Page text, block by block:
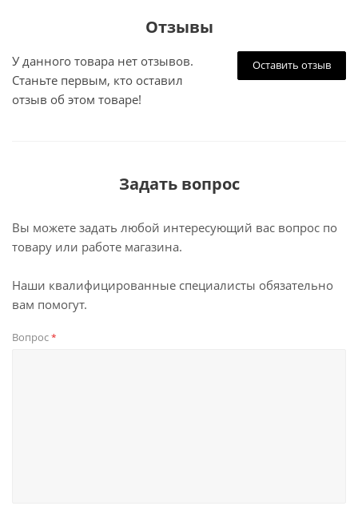
Отзывы
Оставить отзыв
У данного товара нет отзывов.
Станьте первым, кто оставил
отзыв об этом товаре!
Задать вопрос
Вы можете задать любой интересующий вас вопрос по
товару или работе магазина.
Наши квалифицированные специалисты обязательно
вам помогут.
Вопрос*